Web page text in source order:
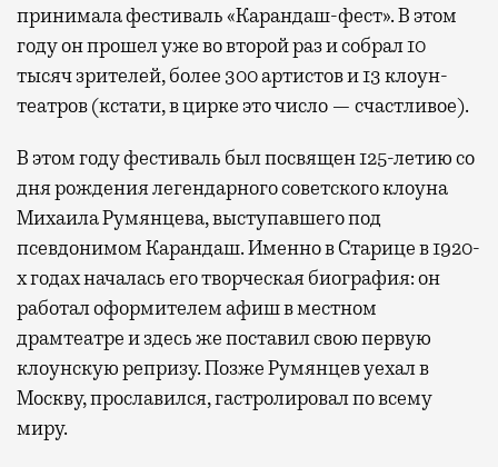
принимала фестиваль «Карандаш-фест». В этом
году он прошел уже во второй раз и собрал 10
тысяч зрителей, более 300 артистов и 13 клоун-
театров (кстати, в цирке это число — счастливое).
В этом году фестиваль был посвящен 125-летию со
дня рождения легендарного советского клоуна
Михаила Румянцева, выступавшего под
псевдонимом Карандаш. Именно в Старице в 1920-
х годах началась его творческая биография: он
работал оформителем афиш в местном
драмтеатре и здесь же поставил свою первую
клоунскую репризу. Позже Румянцев уехал в
Москву, прославился, гастролировал по всему
миру.